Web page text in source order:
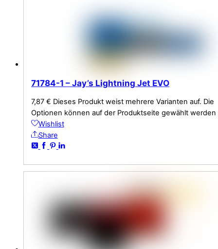
71784-1 – Jay’s Lightning Jet EVO
7,87 € Dieses Produkt weist mehrere Varianten auf. Die
Optionen können auf der Produktseite gewählt werden
Wishlist
Share